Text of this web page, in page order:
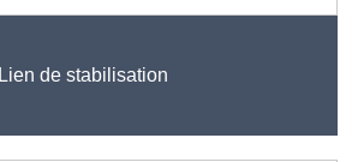
Lien de stabilisation